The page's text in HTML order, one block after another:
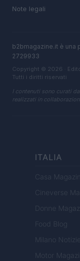
Note legali
b2bmagazine.it è una
2729933
Copyright © 2026 ·
Tutti i diritti riservati
I contenuti sono curati
realizzati in
ITALIA
Casa
Cineverse
Donne
Food Blog
Milano Notizie
Motor